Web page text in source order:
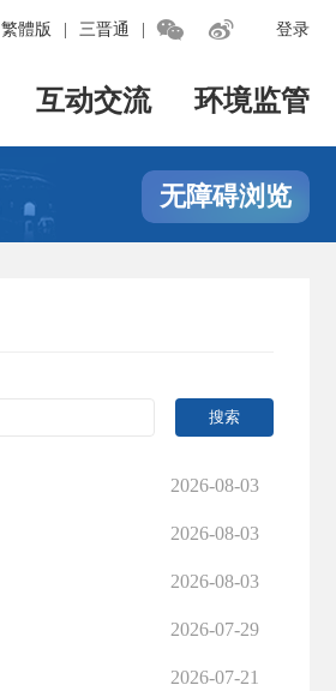
登录
繁體版 三晋通  
互动交流 环境监管
无障碍浏览
2026-08-03
2026-08-03
2026-08-03
2026-07-29
2026-07-21